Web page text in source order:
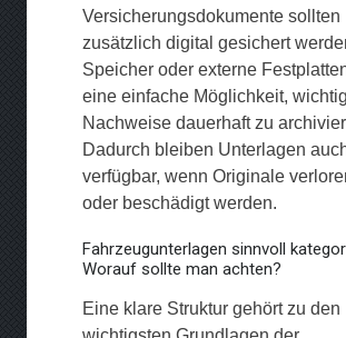
Versicherungsdokumente sollten
zusätzlich digital gesichert
Speicher oder externe
eine einfache Möglichkeit,
Nachweise dauerhaft zu
Dadurch bleiben Unterlagen
verfügbar, wenn Originale
oder beschädigt werden.
Fahrzeugunterlagen sinnvoll
Worauf sollte man achten?
Eine klare Struktur gehört zu den